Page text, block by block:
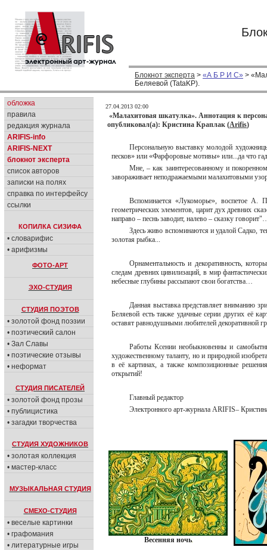
Блокнот эксперта > «А Б Р И С» >
Беляевой (TataKP).
обложка
правила
редакция журнала
ARIFIS-info
ARIFIS-NEXT
блокнот эксперта
список авторов
записки на полях
справка по интерфейсу
ссылки
КОПИЛКА СИЗИФА
• словарифис
• арифизмы
ФОТО-АРТ
ЭХО-СТУДИЯ
СТУДИЯ ПОЭТОВ
• золотой фонд поэзии
• поэтический салон
• Зал Славы
• поэтические отзывы
• неформат
СТУДИЯ ПИСАТЕЛЕЙ
• золотой фонд прозы
• публицистика
• загадки творчества
СТУДИЯ ХУДОЖНИКОВ
• золотая коллекция
• мастер-класс
МУЗЫКАЛЬНАЯ СТУДИЯ
СМЕХО-СТУДИЯ
• веселые картинки
• графомания
• литературные игры
27.04.2013 02:00
«Малахитовая шкатулка». Аннотация к
опубликовал(а): Кристина Краплак (Arifis)
Персональную выставку молодой
песков» или «Фарфоровые мотивы» или...да что
Мне, – как заинтересованному и
завораживает неподражаемыми малахитовыми
Вспоминается «Лукоморье», воспетое А.
геометрических элементов, царит дух древних
направо – песнь заводит, налево – сказку
Здесь живо вспоминаются и удалой Садко,
золотая рыбка...
Орнаментальность и декоративность,
следам древних цивилизаций, в мир
небесные глубины рассыпают свои богатства…
Данная выставка представляет вниманию
Беляевой есть также удачные серии других её
оставят равнодушными любителей декоративной
Работы Ксении необыкновенны и
художественному таланту, но и природной
в её картинах, а также композиционные
открытий!
Главный редактор
Электронного арт-журнала ARIFIS–
Весенняя ночь